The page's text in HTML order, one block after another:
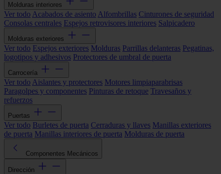
Molduras interiores
Ver todo Acabados de asiento Alfombrillas Cinturones de seguridad
Consolas centrales Espejos retrovisores interiores Salpicadero
Molduras exteriores
Ver todo Espejos exteriores Molduras Parrillas delanteras Pegatinas,
logotipos y adhesivos Protectores de umbral de puerta
Carrocería
Ver todo Aislantes y protectores Motores limpiaparabrisas
Paragolpes y componentes Pinturas de retoque Travesaños y
refuerzos
Puertas
Ver todo Burletes de puerta Cerraduras y llaves Manillas exteriores
de puerta Manillas interiores de puerta Molduras de puerta
Componentes Mecánicos
Dirección